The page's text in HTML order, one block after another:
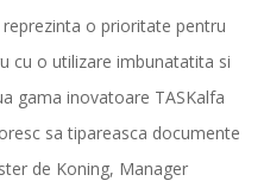
o prioritate pentru
cu o utilizare imbunatatita si
gama inovatoare TASKalfa
sa tipareasca documente
de Koning, Manager